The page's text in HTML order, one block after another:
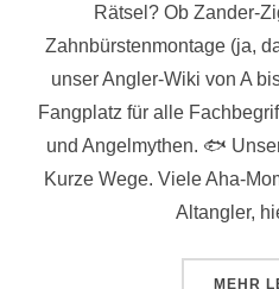
Rätsel? Ob Zander-
Zahnbürstenmontage (ja,
unser Angler-Wiki von A
Fangplatz für alle
und Angelmythen. 🐟
Kurze Wege. Viele Aha-
Altangler,
MEHR